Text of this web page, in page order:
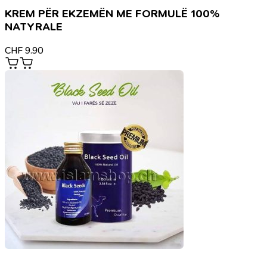
KREM PËR EKZEMËN ME FORMULË 100%
NATYRALE
CHF 9.90